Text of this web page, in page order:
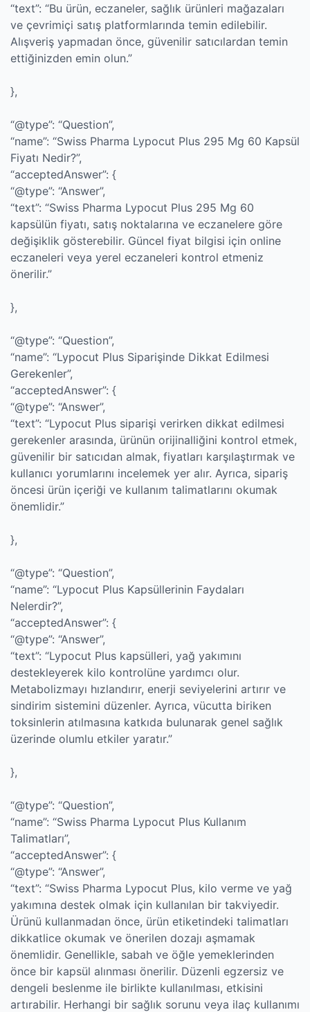
“text”: “Bu ürün, eczaneler, sağlık ürünleri mağazaları
ve çevrimiçi satış platformlarında temin edilebilir.
Alışveriş yapmadan önce, güvenilir satıcılardan temin
ettiğinizden emin olun.”
},
“@type”: “Question”,
“name”: “Swiss Pharma Lypocut Plus 295 Mg 60 Kapsül
Fiyatı Nedir?”,
“acceptedAnswer”: {
“@type”: “Answer”,
“text”: “Swiss Pharma Lypocut Plus 295 Mg 60
kapsülün fiyatı, satış noktalarına ve eczanelere göre
değişiklik gösterebilir. Güncel fiyat bilgisi için online
eczaneleri veya yerel eczaneleri kontrol etmeniz
önerilir.”
},
“@type”: “Question”,
“name”: “Lypocut Plus Siparişinde Dikkat Edilmesi
Gerekenler”,
“acceptedAnswer”: {
“@type”: “Answer”,
“text”: “Lypocut Plus siparişi verirken dikkat edilmesi
gerekenler arasında, ürünün orijinalliğini kontrol etmek,
güvenilir bir satıcıdan almak, fiyatları karşılaştırmak ve
kullanıcı yorumlarını incelemek yer alır. Ayrıca, sipariş
öncesi ürün içeriği ve kullanım talimatlarını okumak
önemlidir.”
},
“@type”: “Question”,
“name”: “Lypocut Plus Kapsüllerinin Faydaları
Nelerdir?”,
“acceptedAnswer”: {
“@type”: “Answer”,
“text”: “Lypocut Plus kapsülleri, yağ yakımını
destekleyerek kilo kontrolüne yardımcı olur.
Metabolizmayı hızlandırır, enerji seviyelerini artırır ve
sindirim sistemini düzenler. Ayrıca, vücutta biriken
toksinlerin atılmasına katkıda bulunarak genel sağlık
üzerinde olumlu etkiler yaratır.”
},
“@type”: “Question”,
“name”: “Swiss Pharma Lypocut Plus Kullanım
Talimatları”,
“acceptedAnswer”: {
“@type”: “Answer”,
“text”: “Swiss Pharma Lypocut Plus, kilo verme ve yağ
yakımına destek olmak için kullanılan bir takviyedir.
Ürünü kullanmadan önce, ürün etiketindeki talimatları
dikkatlice okumak ve önerilen dozajı aşmamak
önemlidir. Genellikle, sabah ve öğle yemeklerinden
önce bir kapsül alınması önerilir. Düzenli egzersiz ve
dengeli beslenme ile birlikte kullanılması, etkisini
artırabilir. Herhangi bir sağlık sorunu veya ilaç kullanımı